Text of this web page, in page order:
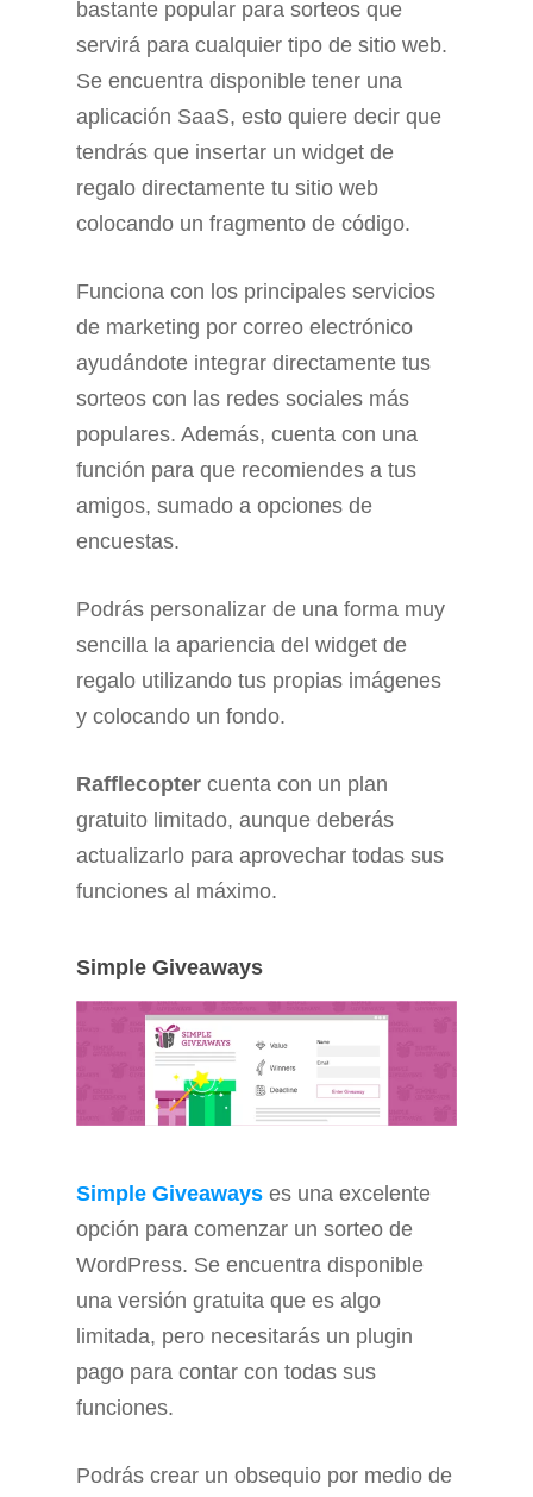
bastante popular para sorteos que
servirá para cualquier tipo de sitio web.
Se encuentra disponible tener una
aplicación SaaS, esto quiere decir que
tendrás que insertar un widget de
regalo directamente tu sitio web
colocando un fragmento de código.
Funciona con los principales servicios
de marketing por correo electrónico
ayudándote integrar directamente tus
sorteos con las redes sociales más
populares. Además, cuenta con una
función para que recomiendes a tus
amigos, sumado a opciones de
encuestas.
Podrás personalizar de una forma muy
sencilla la apariencia del widget de
regalo utilizando tus propias imágenes
y colocando un fondo.
Rafflecopter cuenta con un plan
gratuito limitado, aunque deberás
actualizarlo para aprovechar todas sus
funciones al máximo.
Simple Giveaways
Simple Giveaways es una excelente
opción para comenzar un sorteo de
WordPress. Se encuentra disponible
una versión gratuita que es algo
limitada, pero necesitarás un plugin
pago para contar con todas sus
funciones.
Podrás crear un obsequio por medio de